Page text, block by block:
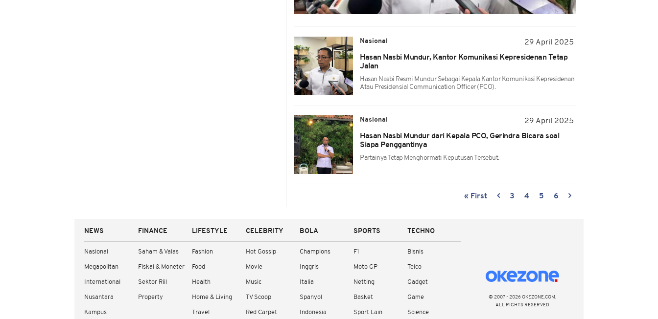
Nasional
29 April 2025
Hasan Nasbi Mundur, Kantor Komunikasi Kepresidenan Tetap
Jalan
Hasan Nasbi Resmi Mundur Sebagai Kepala Kantor Komunikasi Kepresidenan
Atau Presidensial Communication Officer (PCO).
Nasional
29 April 2025
Hasan Nasbi Mundur dari Kepala PCO, Gerindra Bicara soal
Siapa Penggantinya
Partainya Tetap Menghormati Keputusan Tersebut.
« First 3 4 5 6
NEWS
Nasional
Megapolitan
International
Nusantara
Kampus
FINANCE
Saham & Valas
Fiskal & Moneter
Sektor Riil
Property
LIFESTYLE
Fashion
Food
Health
Home & Living
Travel
CELEBRITY
Hot Gossip
Movie
Music
TV Scoop
Red Carpet
BOLA
Champions
Inggris
Italia
Spanyol
Indonesia
SPORTS
F1
Moto GP
Netting
Basket
Sport Lain
TECHNO
Bisnis
Telco
Gadget
Game
Science
© 2007 - 2026 OKEZONE.COM,
ALL RIGHTS RESERVED